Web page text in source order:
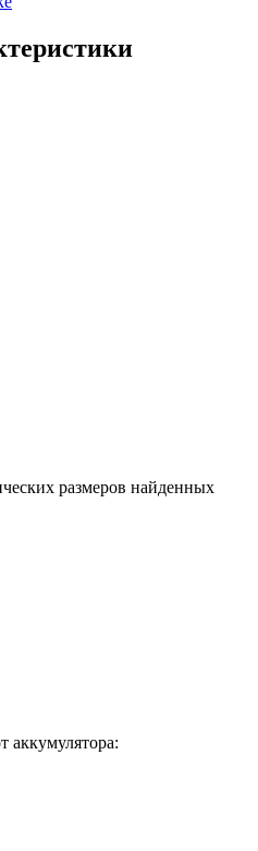
размеров найденных
аккумулятора: